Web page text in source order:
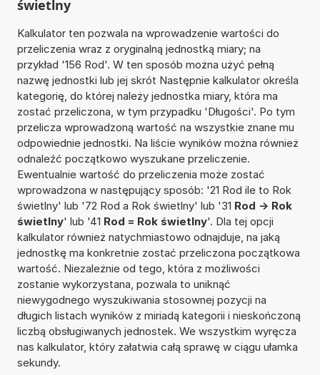
świetlny
Kalkulator ten pozwala na wprowadzenie wartości do
przeliczenia wraz z oryginalną jednostką miary; na
przykład '156 Rod'. W ten sposób można użyć pełną
nazwę jednostki lub jej skrót Następnie kalkulator określa
kategorię, do której należy jednostka miary, która ma
zostać przeliczona, w tym przypadku 'Długości'. Po tym
przelicza wprowadzoną wartość na wszystkie znane mu
odpowiednie jednostki. Na liście wyników można również
odnaleźć początkowo wyszukane przeliczenie.
Ewentualnie wartość do przeliczenia może zostać
wprowadzona w następujący sposób: '21 Rod ile to Rok
świetlny' lub '72 Rod a Rok świetlny' lub '31 Rod -> Rok
świetlny' lub '41 Rod = Rok świetlny'. Dla tej opcji
kalkulator również natychmiastowo odnajduje, na jaką
jednostkę ma konkretnie zostać przeliczona początkowa
wartość. Niezależnie od tego, która z możliwości
zostanie wykorzystana, pozwala to uniknąć
niewygodnego wyszukiwania stosownej pozycji na
długich listach wyników z miriadą kategorii i nieskończoną
liczbą obsługiwanych jednostek. We wszystkim wyręcza
nas kalkulator, który załatwia całą sprawę w ciągu ułamka
sekundy.